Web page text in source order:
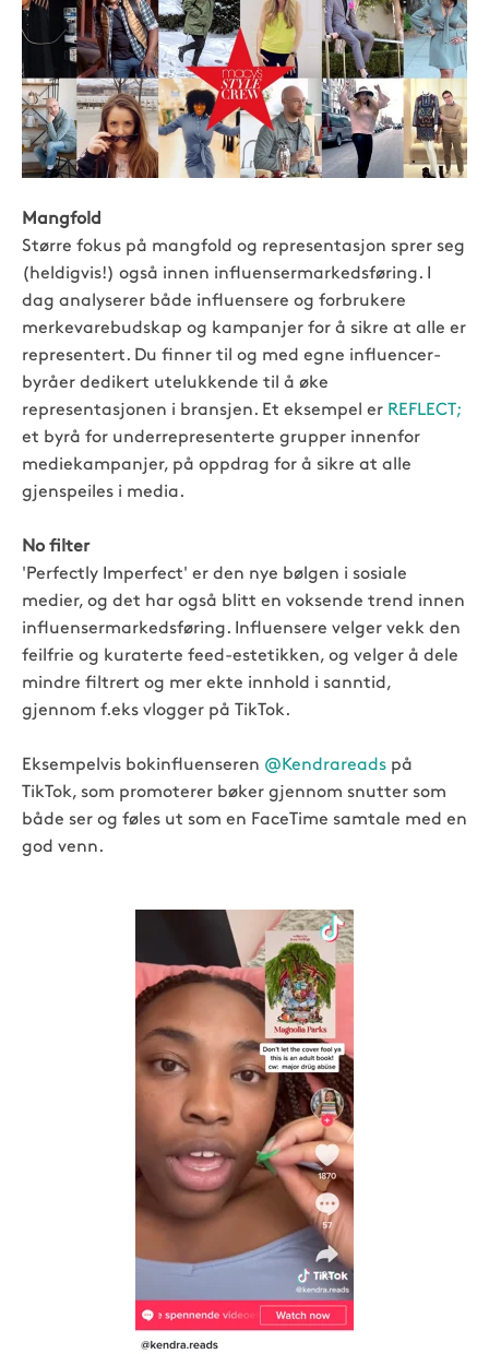
Mangfold
Større fokus på mangfold og representasjon sprer seg
(heldigvis!) også innen influensermarkedsføring. I
dag analyserer både influensere og forbrukere
merkevarebudskap og kampanjer for å sikre at alle er
representert. Du finner til og med egne influencer-
byråer dedikert utelukkende til å øke
representasjonen i bransjen. Et eksempel er REFLECT;
et byrå for underrepresenterte grupper innenfor
mediekampanjer, på oppdrag for å sikre at alle
gjenspeiles i media.
No filter
'Perfectly Imperfect' er den nye bølgen i sosiale
medier, og det har også blitt en voksende trend innen
influensermarkedsføring. Influensere velger vekk den
feilfrie og kuraterte feed-estetikken, og velger å dele
mindre filtrert og mer ekte innhold i sanntid,
gjennom f.eks vlogger på TikTok.
Eksempelvis bokinfluenseren @Kendrareads på
TikTok, som promoterer bøker gjennom snutter som
både ser og føles ut som en FaceTime samtale med en
god venn.